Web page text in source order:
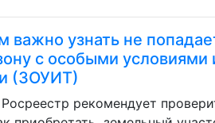
важно узнать не
с особыми условиями
(ЗОУИТ)
рекомендует